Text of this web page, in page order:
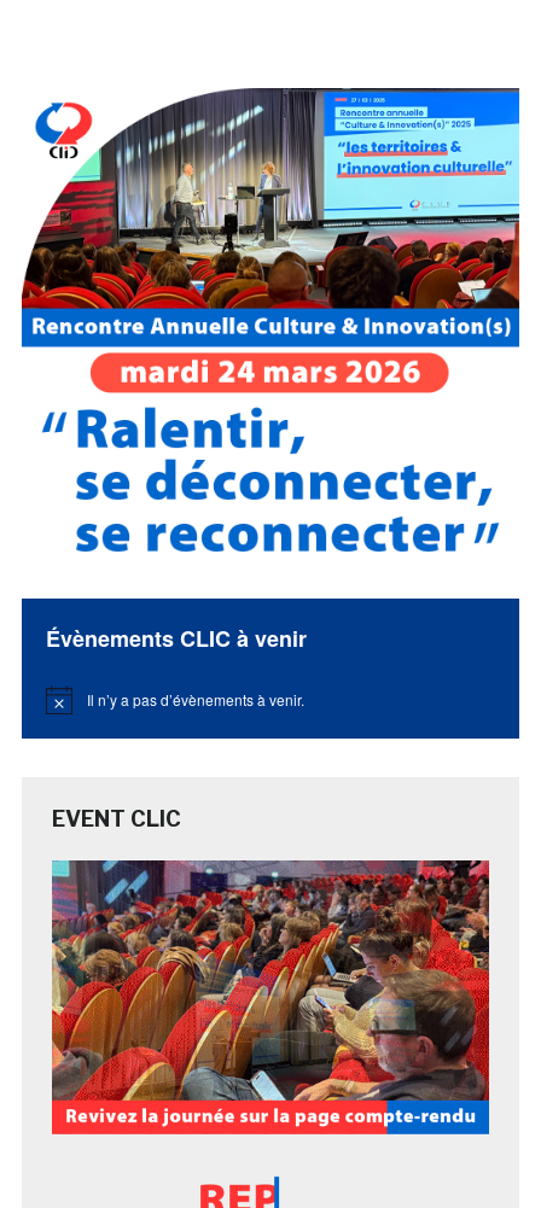
Évènements CLIC à venir
Notice Il n’y a pas d’évènements à venir.
EVENT CLIC